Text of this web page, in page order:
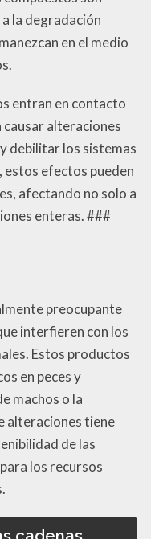
la degradación
en el medio
entran en contacto
causar alteraciones
debilitar los sistemas
estos efectos pueden
afectando no solo a
enteras. ###
preocupante
interfieren con los
Estos productos
en peces y
machos o la
alteraciones tiene
de las
los recursos